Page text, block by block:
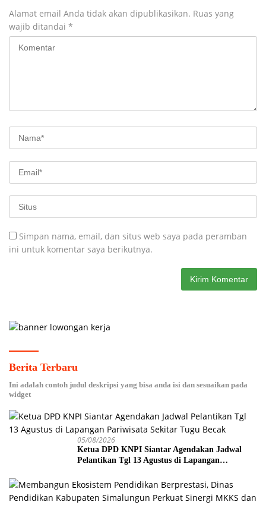
Alamat email Anda tidak akan dipublikasikan. Ruas yang
wajib ditandai *
Simpan nama, email, dan situs web saya pada peramban
ini untuk komentar saya berikutnya.
Berita Terbaru
Ini adalah contoh judul deskripsi yang bisa anda isi dan sesuaikan pada
widget
05/08/2026
Ketua DPD KNPI Siantar Agendakan Jadwal
Pelantikan Tgl 13 Agustus di Lapangan